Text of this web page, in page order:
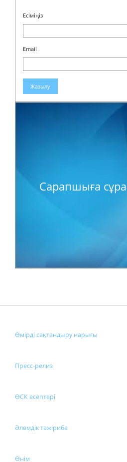
Есіміңіз
Email
Жазылу
Сарапшыға
Өмірді сақтандыру нарығы
Пресс-релиз
ӨСК есептері
Әлемдік тәжірибе
Өнім